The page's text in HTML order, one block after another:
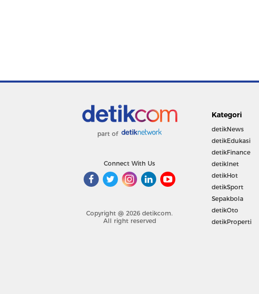
part of
Connect With Us
Copyright @ 2026 detikcom.
All right reserved
Kategori
detikNews
detikEdukasi
detikFinance
detikInet
detikHot
detikSport
Sepakbola
detikOto
detikProperti